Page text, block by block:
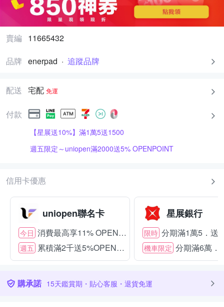
賣編
11665432
品牌 enerpad · 追蹤品牌
配送 宅配 免運
付款
【星展送10%】滿1萬5送1500
週五限定～uniopen滿2000送5% OPENPOINT
信用卡優惠
uniopen聯名卡
今日 消費最高享11% OPENPOINT
週五 累積滿2千送5%OPENPOINT
星展銀行
限時 分期滿1萬5．送
機車限定 分期滿6萬．
購承諾 15天鑑賞期・貼心客服・退貨免運